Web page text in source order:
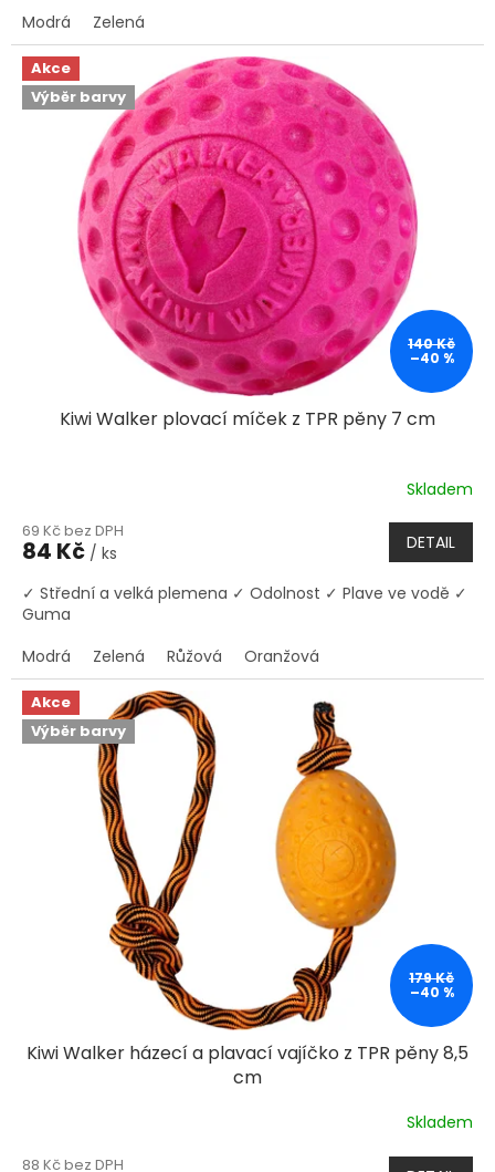
Modrá
Zelená
Akce
Výběr barvy
140 Kč
–40 %
Kiwi Walker plovací míček z TPR pěny 7 cm
Skladem
69 Kč bez DPH
84 Kč / ks DETAIL
✓ Střední a velká plemena ✓ Odolnost ✓ Plave ve vodě ✓
Guma
Modrá
Zelená Růžová Oranžová
Akce
Výběr barvy
179 Kč
–40 %
Kiwi Walker házecí a plavací vajíčko z TPR pěny 8,5
cm
Skladem
88 Kč bez DPH